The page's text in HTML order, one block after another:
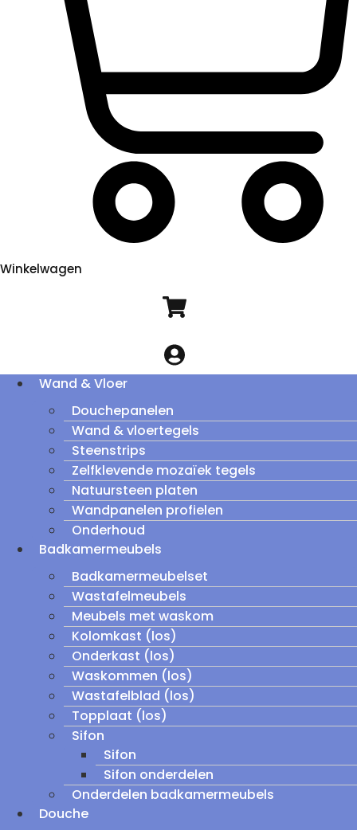
Winkelwagen
Wand & Vloer
Douchepanelen
Wand & vloertegels
Steenstrips
Zelfklevende mozaïek tegels
Natuursteen platen
Wandpanelen profielen
Onderhoud
Badkamermeubels
Badkamermeubelset
Wastafelmeubels
Meubels met waskom
Kolomkast (los)
Onderkast (los)
Waskommen (los)
Wastafelblad (los)
Topplaat (los)
Sifon
Sifon
Sifon onderdelen
Onderdelen badkamermeubels
Douche